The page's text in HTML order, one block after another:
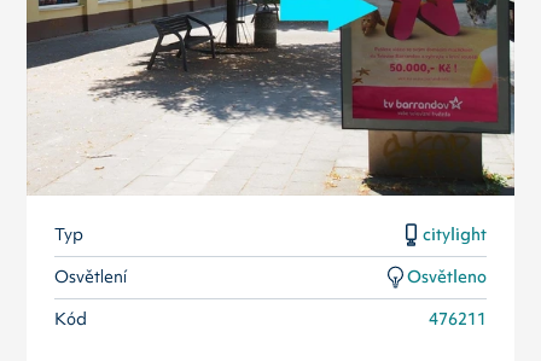
Typ
citylight
Osvětlení
Osvětleno
Kód
476211